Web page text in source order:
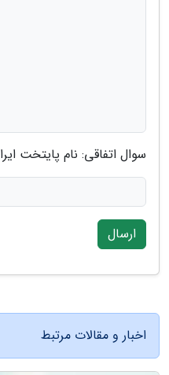
سوال اتفاقی: نام پایتخت
ارسال
اخبار و مقالات مرتبط